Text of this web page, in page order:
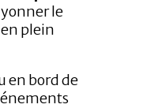
le
plein
en bord de